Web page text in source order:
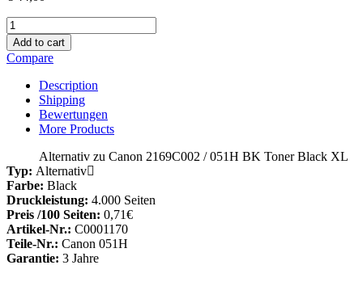
Add to cart
Compare
Description
Shipping
Bewertungen
More Products
Alternativ zu Canon 2169C002 / 051H BK Toner Black XL
Typ: Alternativ
Farbe: Black
Druckleistung: 4.000 Seiten
Preis /100 Seiten: 0,71€
Artikel-Nr.: C0001170
Teile-Nr.: Canon 051H
Garantie: 3 Jahre